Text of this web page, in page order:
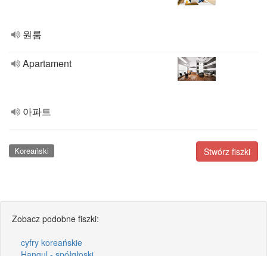
원룸
Apartament
아파트
Stwórz fiszki
Koreański
Zobacz podobne fiszki:
cyfry koreańskie